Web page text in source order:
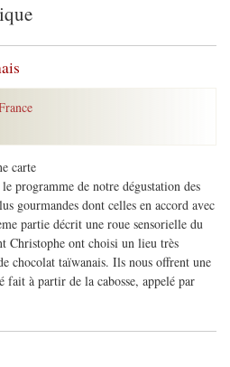
carte
programme de notre dégustation des
gourmandes dont celles en accord avec
partie décrit une roue sensorielle du
Christophe ont choisi un lieu très
chocolat taïwanais. Ils nous offrent une
à partir de la cabosse, appelé par